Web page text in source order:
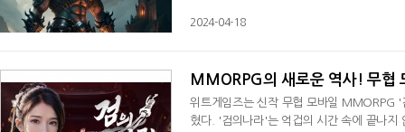
'(의상) 흰여우', '희귀재료선택', '배령주' 등
2024-04-18
MMORPG의 새로운 역사! 무협
위트게임즈는 신작 무협 모바일 MMORPG
혔다. '검의나라'는 억겁의 시간 속에 끝나지